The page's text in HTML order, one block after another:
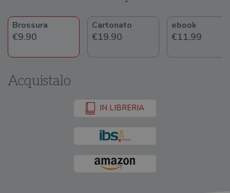
Brossura
€9.90
Cartonato
€19.90
ebook
€11.99
Acquistalo
IN LIBRERIA